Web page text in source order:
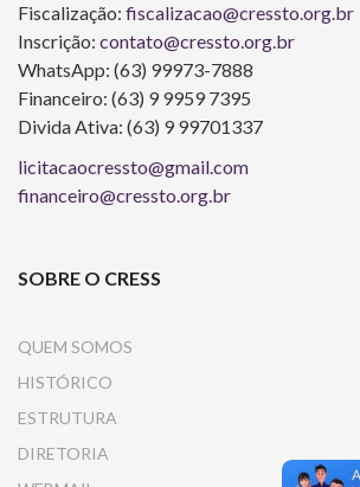
Fiscalização: fiscalizacao@cressto.org.br
Inscrição: contato@cressto.org.br
WhatsApp: (63) 99973-7888
Financeiro: (63) 9 9959 7395
Divida Ativa: (63) 9 99701337
licitacaocressto@gmail.com
financeiro@cressto.org.br
SOBRE O CRESS
QUEM SOMOS
HISTÓRICO
ESTRUTURA
DIRETORIA